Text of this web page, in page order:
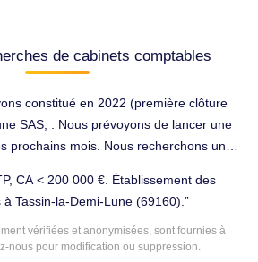
de cabinets comptables
constitué en 2022 (première clôture
SAS, . Nous prévoyons de lancer une
prochains mois. Nous recherchons un
: - tenue de la comptabilité -
comptes annuels - établissement de la
annuelle - établissement des futures
toutes les autres obligations juridiques
CA < 200 000 €. Établissement des
Tassin-la-Demi-Lune (69160).
vérifiées et anonymisées, sont fournies à
nous pour modification ou suppression.